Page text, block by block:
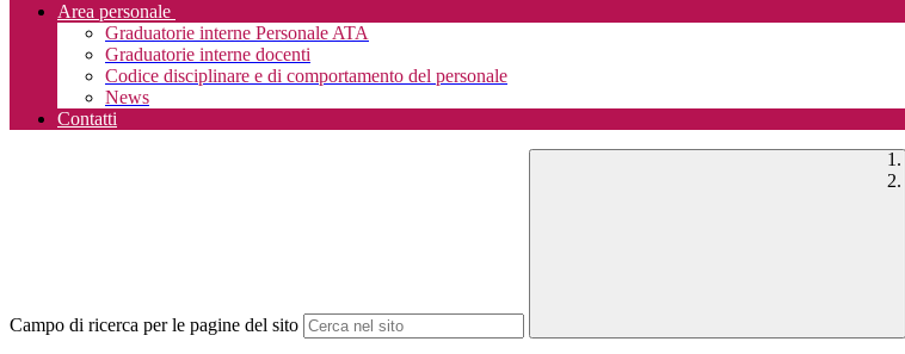
Area personale
Graduatorie interne Personale ATA
Graduatorie interne docenti
Codice disciplinare e di comportamento del personale
News
Contatti
Campo di ricerca per le pagine del sito